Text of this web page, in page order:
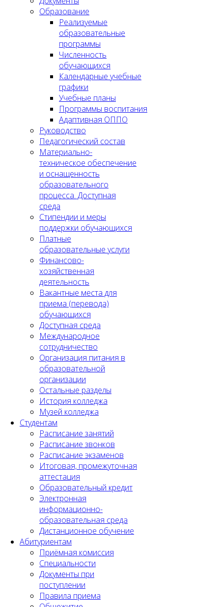
Образование
Реализуемые
образовательные
программы
Численность
обучающихся
Календарные учебные
графики
Учебные планы
Программы воспитания
Адаптивная ОППО
Руководство
Педагогический состав
Материально-
техническое обеспечение
и оснащенность
образовательного
процесса. Доступная
среда
Стипендии и меры
поддержки обучающихся
Платные
образовательные услуги
Финансово-
хозяйственная
деятельность
Вакантные места для
приема (перевода)
обучающихся
Доступная среда
Международное
сотрудничество
Организация питания в
образовательной
организации
Остальные разделы
История колледжа
Музей колледжа
Студентам
Расписание занятий
Расписание звонков
Расписание экзаменов
Итоговая, промежуточная
аттестация
Образовательный кредит
Электронная
информационно-
образовательная среда
Дистанционное обучение
Абитуриентам
Приёмная комиссия
Специальности
Документы при
поступлении
Правила приема